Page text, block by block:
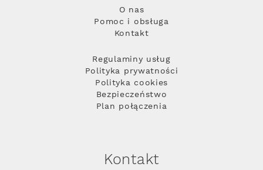
O nas
Pomoc i obsługa
Kontakt
Regulaminy usług
Polityka prywatności
Polityka cookies
Bezpieczeństwo
Plan połączenia
Kontakt